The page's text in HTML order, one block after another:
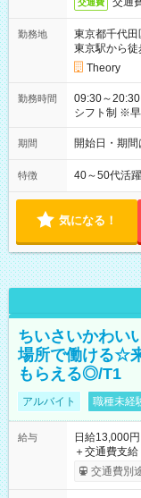
交通費
勤務地
東京都千代田
東京駅から徒
Theory
勤務時間
09:30～20:30 実働7.5時間／休憩1.5時間 営業時間に合わせた
シフト制 ※
期間 開始日・期間
特徴 40～50代活
気になる！
ちいさいかわい
場所で働ける☆
もらえる◎/T1
アルバイト 職種未経
給与
日給13,000円
＋交通費支給 ★交通費全額支給！ ┗案件により規定あり ★日払
いOK！（規
ンビニATMから
交通費別